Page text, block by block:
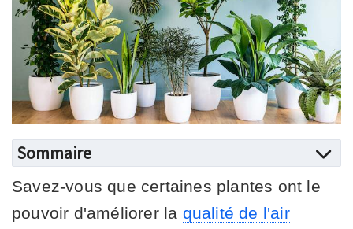
Sommaire
Savez-vous que certaines plantes ont le
pouvoir d'améliorer la qualité de l'air